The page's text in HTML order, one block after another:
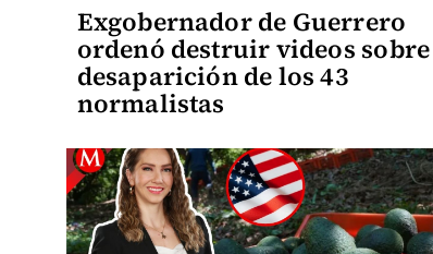
Exgobernador de Guerrero
ordenó destruir videos sobre
desaparición de los 43
normalistas